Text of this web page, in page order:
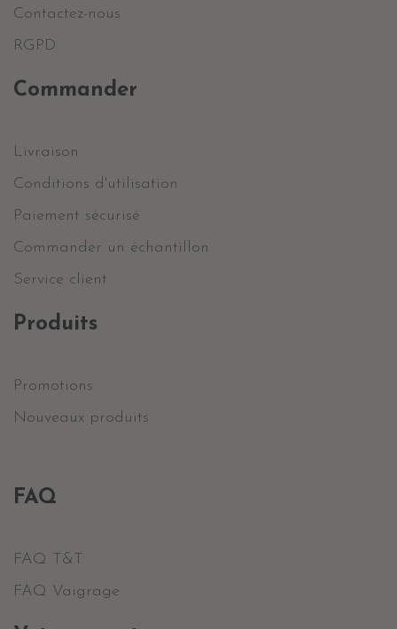
Contactez-nous
RGPD
Commander
Livraison
Conditions d'utilisation
Paiement sécurisé
Commander un échantillon
Service client
Produits
Promotions
Nouveaux produits
FAQ
FAQ T&T
FAQ Vaigrage